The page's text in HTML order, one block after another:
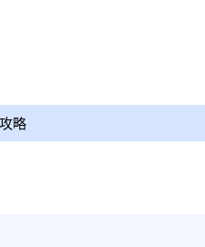
攻略